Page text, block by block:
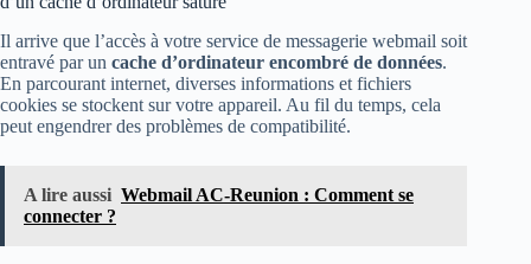
Il arrive que l’accès à votre service de messagerie webmail soit
entravé par un cache d’ordinateur encombré de données.
En parcourant internet, diverses informations et fichiers
cookies se stockent sur votre appareil. Au fil du temps, cela
peut engendrer des problèmes de compatibilité.
A lire aussi Webmail AC-Reunion : Comment se
connecter ?